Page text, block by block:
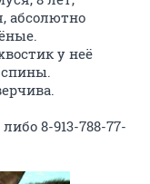
абсолютно
у неё
8-913-788-77-